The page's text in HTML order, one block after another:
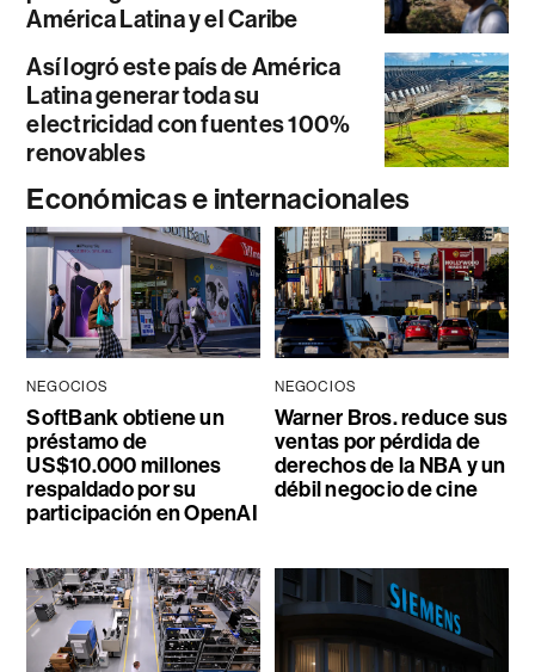
América Latina y el Caribe
Así logró este país de América
Latina generar toda su
electricidad con fuentes 100%
renovables
Económicas e internacionales
NEGOCIOS
SoftBank obtiene un
préstamo de
US$10.000 millones
respaldado por su
participación en OpenAI
NEGOCIOS
Warner Bros. reduce sus
ventas por pérdida de
derechos de la NBA y un
débil negocio de cine